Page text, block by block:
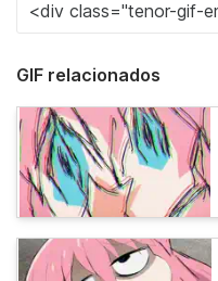
GIF relacionados